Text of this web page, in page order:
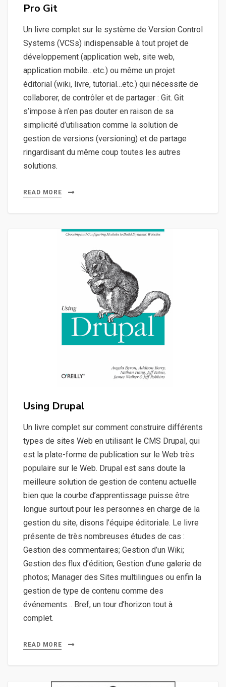
Pro Git
Un livre complet sur le système de Version Control
Systems (VCSs) indispensable à tout projet de
développement (application web, site web,
application mobile…etc.) ou même un projet
éditorial (wiki, livre, tutorial…etc.) qui nécessite de
collaborer, de contrôler et de partager : Git. Git
s’impose à n’en pas douter en raison de sa
simplicité d’utilisation comme la solution de
gestion de versions (versioning) et de partage
ringardisant du même coup toutes les autres
solutions.
READ MORE
Using Drupal
Un livre complet sur comment construire différents
types de sites Web en utilisant le CMS Drupal, qui
est la plate-forme de publication sur le Web très
populaire sur le Web. Drupal est sans doute la
meilleure solution de gestion de contenu actuelle
bien que la courbe d’apprentissage puisse être
longue surtout pour les personnes en charge de la
gestion du site, disons l’équipe éditoriale. Le livre
présente de très nombreuses études de cas :
Gestion des commentaires; Gestion d’un Wiki;
Gestion des flux d’édition; Gestion d’une galerie de
photos; Manager des Sites multilingues ou enfin la
gestion de type de contenu comme des
événements… Bref, un tour d’horizon tout à
complet.
READ MORE